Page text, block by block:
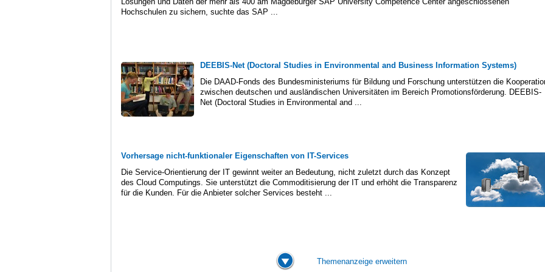
Hochschulen zu sichern, suchte das SAP ...
DEEBIS-Net (Doctoral Studies in Environmental and Business Information Systems)
Die DAAD-Fonds des Bundesministeriums für Bildung und Forschung unterstützen die
zwischen deutschen und ausländischen Universitäten im Bereich Promotionsförderung. DEEBIS-
Net (Doctoral Studies in Environmental and ...
Vorhersage nicht-funktionaler Eigenschaften von IT-Services
Die Service-Orientierung der IT gewinnt weiter an Bedeutung, nicht zuletzt durch das Konzept
des Cloud Computings. Sie unterstützt die Commoditisierung der IT und erhöht die Transparenz
für die Kunden. Für die Anbieter solcher Services besteht ...
Themenanzeige erweitern